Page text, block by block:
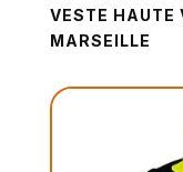
VESTE HAUTE
MARSEILLE